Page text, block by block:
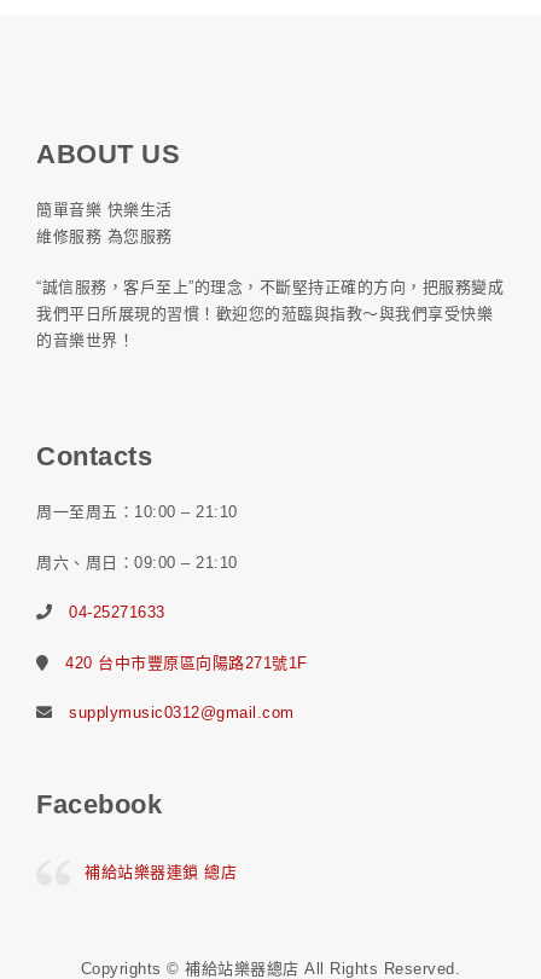
ABOUT US
簡單音樂 快樂生活
維修服務 為您服務
“誠信服務，客戶至上”的理念，不斷堅持正確的方向，把服務變成
我們平日所展現的習慣！歡迎您的蒞臨與指教～與我們享受快樂
的音樂世界！
Contacts
周一至周五：10:00 – 21:10
周六、周日：09:00 – 21:10
04-25271633
420 台中市豐原區向陽路271號1F
supplymusic0312@gmail.com
Facebook
補給站樂器連鎖 總店
Copyrights © 補給站樂器總店 All Rights Reserved.